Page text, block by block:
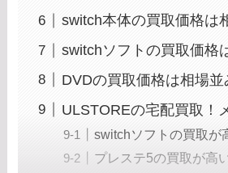
switch本体の買取価格は
switchソフトの買取価格
DVDの買取価格は相場並
ULSTOREの宅配買取！
switchソフトの買取が
プレステ5の買取が高